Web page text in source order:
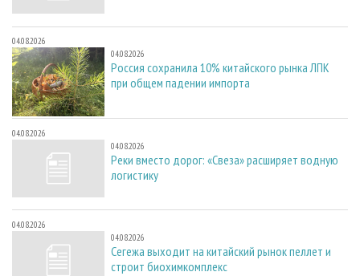
04.08.2026
04.08.2026
Россия сохранила 10% китайского рынка ЛПК
при общем падении импорта
04.08.2026
04.08.2026
Реки вместо дорог: «Свеза» расширяет водную
логистику
04.08.2026
04.08.2026
Сегежа выходит на китайский рынок пеллет и
строит биохимкомплекс